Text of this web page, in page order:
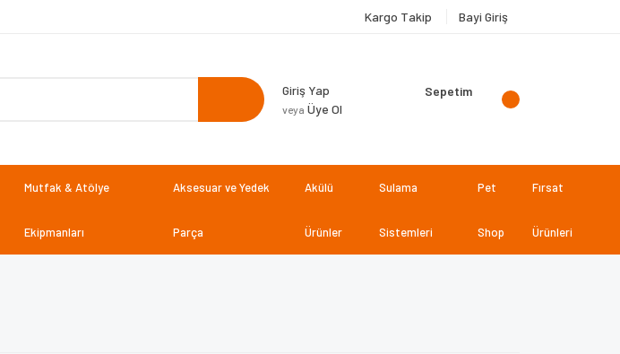
Kargo Takip Bayi Giriş
Giriş Yap
veya Üye Ol
Sepetim
Mutfak & Atölye
Ekipmanları
Aksesuar ve Yedek
Parça
Akülü
Ürünler
Sulama
Sistemleri
Pet
Shop
Fırsat
Ürünleri